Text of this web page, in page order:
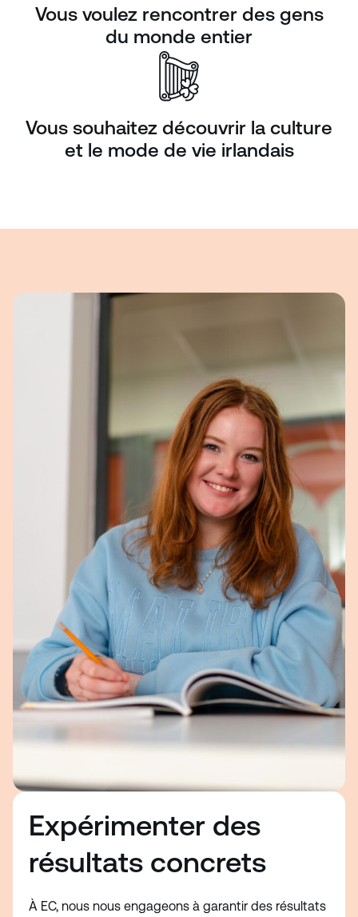
Vous voulez rencontrer des gens
du monde entier
Vous souhaitez découvrir la culture
et le mode de vie irlandais
Expérimenter des
résultats concrets
À EC, nous nous engageons à garantir des résultats